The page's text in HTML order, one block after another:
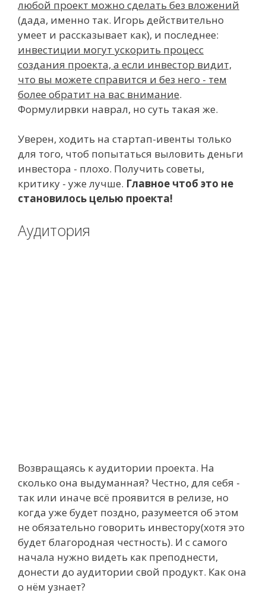
любой проект можно сделать без вложений
(дада, именно так. Игорь действительно
умеет и рассказывает как), и последнее:
инвестиции могут ускорить процесс
создания проекта, а если инвестор видит,
что вы можете справится и без него - тем
более обратит на вас внимание.
Формулирвки наврал, но суть такая же.
Уверен, ходить на стартап-ивенты только
для того, чтоб попытаться выловить деньги
инвестора - плохо. Получить советы,
критику - уже лучше. Главное чтоб это не
становилось целью проекта!
Аудитория
Возвращаясь к аудитории проекта. На
сколько она выдуманная? Честно, для себя -
так или иначе всё проявится в релизе, но
когда уже будет поздно, разумеется об этом
не обязательно говорить инвестору(хотя это
будет благородная честность). И с самого
начала нужно видеть как преподнести,
донести до аудитории свой продукт. Как она
о нём узнает?